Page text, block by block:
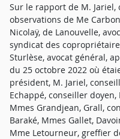
Sur le rapport de M.
observations de Me
Nicolaÿ, de Lanouvelle,
syndicat des
Sturlèse, avocat général,
du 25 octobre 2022 où
président, M. Jariel,
Echappé, conseiller
Mmes Grandjean, Grall,
Baraké, Mmes Gallet,
Mme Letourneur, greffier